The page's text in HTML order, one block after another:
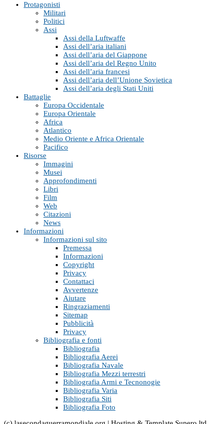
Protagonisti
Militari
Politici
Assi
Assi della Luftwaffe
Assi dell’aria italiani
Assi dell’aria del Giappone
Assi dell’aria del Regno Unito
Assi dell’aria francesi
Assi dell’aria dell’Unione Sovietica
Assi dell’aria degli Stati Uniti
Battaglie
Europa Occidentale
Europa Orientale
Africa
Atlantico
Medio Oriente e Africa Orientale
Pacifico
Risorse
Immagini
Musei
Approfondimenti
Libri
Film
Web
Citazioni
News
Informazioni
Informazioni sul sito
Premessa
Informazioni
Copyright
Privacy
Contattaci
Avvertenze
Aiutare
Ringraziamenti
Sitemap
Pubblicità
Privacy
Bibliografia e fonti
Bibliografia
Bibliografia Aerei
Bibliografia Navale
Bibliografia Mezzi terrestri
Bibliografia Armi e Tecnonogie
Bibliografia Varia
Bibliografia Siti
Bibliografia Foto